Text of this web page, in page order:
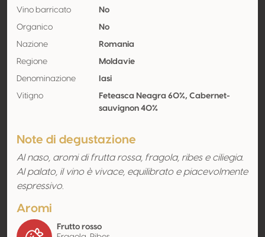
Vino barricato No
Organico No
Nazione Romania
Regione Moldavie
Denominazione Iasi
Vitigno
Feteasca Neagra 60%, Cabernet-
sauvignon 40%
Note di degustazione
Al naso, aromi di frutta rossa, fragola, ribes e ciliegia.
Al palato, il vino è vivace, equilibrato e piacevolmente
espressivo.
Aromi
Frutto rosso